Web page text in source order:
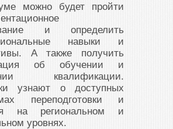
можно будет пройти
и определить
навыки и
А также получить
об обучении и
квалификации.
узнают о доступных
переподготовки и
на региональном и
уровнях.